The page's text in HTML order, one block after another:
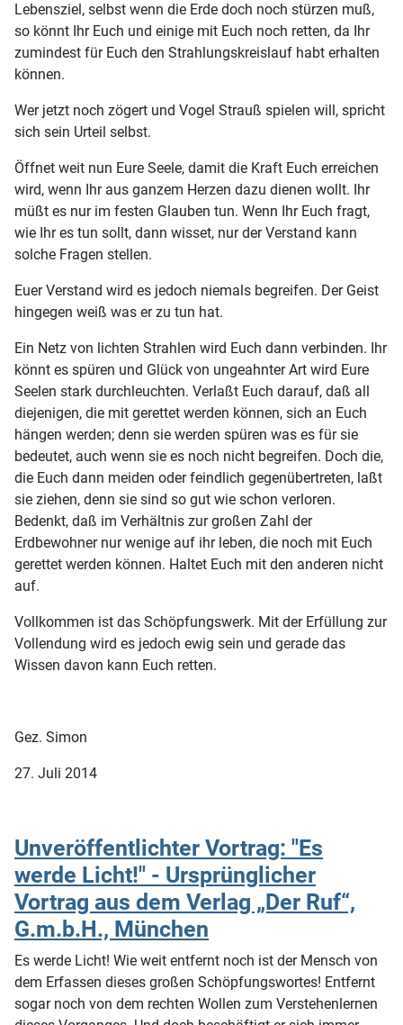
Lebensziel, selbst wenn die Erde doch noch stürzen muß,
so könnt Ihr Euch und einige mit Euch noch retten, da Ihr
zumindest für Euch den Strahlungskreislauf habt erhalten
können.
Wer jetzt noch zögert und Vogel Strauß spielen will, spricht
sich sein Urteil selbst.
Öffnet weit nun Eure Seele, damit die Kraft Euch erreichen
wird, wenn Ihr aus ganzem Herzen dazu dienen wollt. Ihr
müßt es nur im festen Glauben tun. Wenn Ihr Euch fragt,
wie Ihr es tun sollt, dann wisset, nur der Verstand kann
solche Fragen stellen.
Euer Verstand wird es jedoch niemals begreifen. Der Geist
hingegen weiß was er zu tun hat.
Ein Netz von lichten Strahlen wird Euch dann verbinden. Ihr
könnt es spüren und Glück von ungeahnter Art wird Eure
Seelen stark durchleuchten. Verlaßt Euch darauf, daß all
diejenigen, die mit gerettet werden können, sich an Euch
hängen werden; denn sie werden spüren was es für sie
bedeutet, auch wenn sie es noch nicht begreifen. Doch die,
die Euch dann meiden oder feindlich gegenübertreten, laßt
sie ziehen, denn sie sind so gut wie schon verloren.
Bedenkt, daß im Verhältnis zur großen Zahl der
Erdbewohner nur wenige auf ihr leben, die noch mit Euch
gerettet werden können. Haltet Euch mit den anderen nicht
auf.
Vollkommen ist das Schöpfungswerk. Mit der Erfüllung zur
Vollendung wird es jedoch ewig sein und gerade das
Wissen davon kann Euch retten.
Gez. Simon
27. Juli 2014
Unveröffentlichter Vortrag: "Es
werde Licht!" - Ursprünglicher
Vortrag aus dem Verlag „Der Ruf“,
G.m.b.H., München
Es werde Licht! Wie weit entfernt noch ist der Mensch von
dem Erfassen dieses großen Schöpfungswortes! Entfernt
sogar noch von dem rechten Wollen zum Verstehenlernen